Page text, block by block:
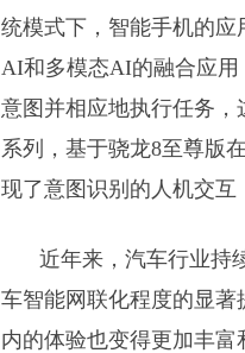
统模式下，智能手机的
AI和多模态AI的融合应
意图并相应地执行任务
系列，基于骁龙8至尊版
现了意图识别的人机交互
近年来，汽车行业持
车智能网联化程度的显
内的体验也变得更加丰